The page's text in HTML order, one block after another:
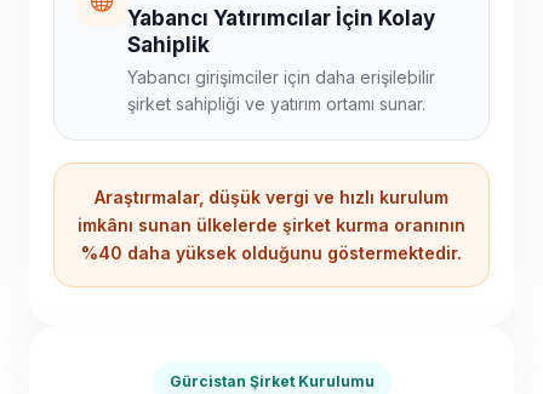
Yabancı Yatırımcılar İçin Kolay
Sahiplik
Yabancı girişimciler için daha erişilebilir
şirket sahipliği ve yatırım ortamı sunar.
Araştırmalar, düşük vergi ve hızlı kurulum
imkânı sunan ülkelerde şirket kurma oranının
%40 daha yüksek olduğunu göstermektedir.
Gürcistan Şirket Kurulumu